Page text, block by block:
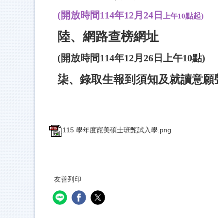
(開放時間114年12月24日 上午10點起)
陸、 網路查榜網址
(開放時間114年12月26日上午10點)
柒、錄取生報到須知及就讀意願
115 學年度寵美碩士班甄試入學.png
友善列印